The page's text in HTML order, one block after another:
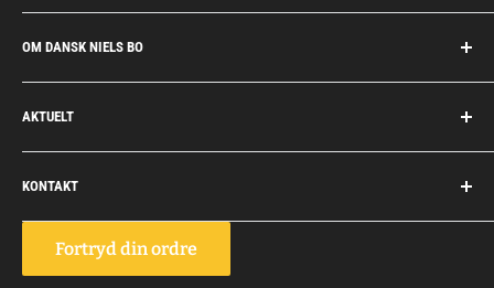
Handelsbetingelser
Fragt og retur
Privatkunder/erhverv
Fakturaaftale
OM DANSK NIELS BO
Om Dansk Niels Bo
Privatlivspolitik
Job
Personale
AKTUELT
Personlig rådgivning
Dokumentation
KONTAKT
Dansk Niels Bo
Vognmagervej 10, Snoghøj
Fortryd din ordre